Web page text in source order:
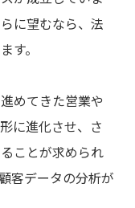
に望むなら、法
す。
めてきた営業や
に進化させ、さ
ことが求められ
客データの分析が